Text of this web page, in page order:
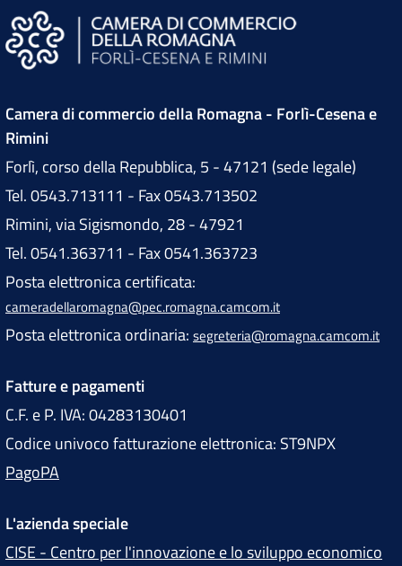
P
r
o
p
o
s
a
l
s
Camera di commercio della Romagna - Forlì-Cesena e
Rimini
Forlì, corso della Repubblica, 5 - 47121 (sede legale)
Tel. 0543.713111 - Fax 0543.713502
Rimini, via Sigismondo, 28 - 47921
Tel. 0541.363711 - Fax 0541.363723
Posta elettronica certificata:
cameradellaromagna@pec.romagna.camcom.it
Posta elettronica ordinaria: segreteria@romagna.camcom.it
Fatture e pagamenti
C.F. e P. IVA: 04283130401
Codice univoco fatturazione elettronica: ST9NPX
PagoPA
L'azienda speciale
CISE - Centro per l'innovazione e lo sviluppo economico